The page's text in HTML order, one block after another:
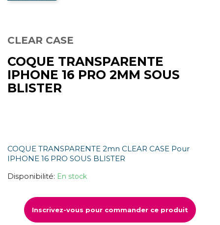
CLEAR CASE
COQUE TRANSPARENTE
IPHONE 16 PRO 2MM SOUS
BLISTER
COQUE TRANSPARENTE 2mn CLEAR CASE Pour
IPHONE 16 PRO SOUS BLISTER
Disponibilité: En stock
Inscrivez-vous pour commander ce produit